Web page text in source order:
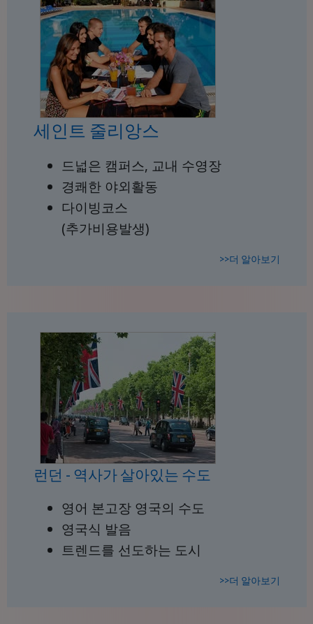
세인트 줄리앙스
드넓은 캠퍼스, 교내 수영장
경쾌한 야외활동
다이빙코스
(추가비용발생)
>>더 알아보기
런던 - 역사가 살아있는 수도
영어 본고장 영국의 수도
영국식 발음
트렌드를 선도하는 도시
>>더 알아보기